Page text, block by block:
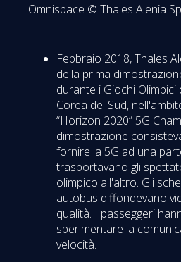
Omnispace © Thales Alenia
Febbraio 2018, Thales
della prima
durante i Giochi Olimpici
Corea del Sud,
“Horizon 2020” 5G
dimostrazione
fornire la 5G ad una
trasportavano gli
olimpico all'altro. Gli
autobus diffondevano
qualità. I passeggeri
sperimentare la
velocità.